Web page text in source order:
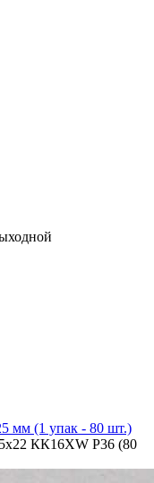
мм (1 упак - 80 шт.)
КК16XW P36 (80